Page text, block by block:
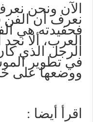
الآن ونحن
نعرف أن الفن
فحفيدته هي
العرب، ألا نجد
الرجل الذي
في تطوير
ووضعها على
اقرأ أيضا :